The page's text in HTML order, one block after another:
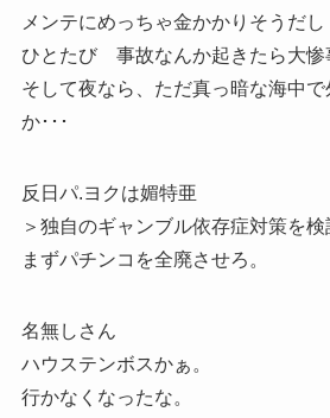
メンテにめっちゃ金かかりそうだし
ひとたび 事故なんか起きたら大惨
そして夜なら、ただ真っ暗な海中
か･･･
反日パ.ヨクは媚特亜
＞独自のギャンブル依存症対策を検
まずパチンコを全廃させろ。
名無しさん
ハウステンボスかぁ。
行かなくなったな。